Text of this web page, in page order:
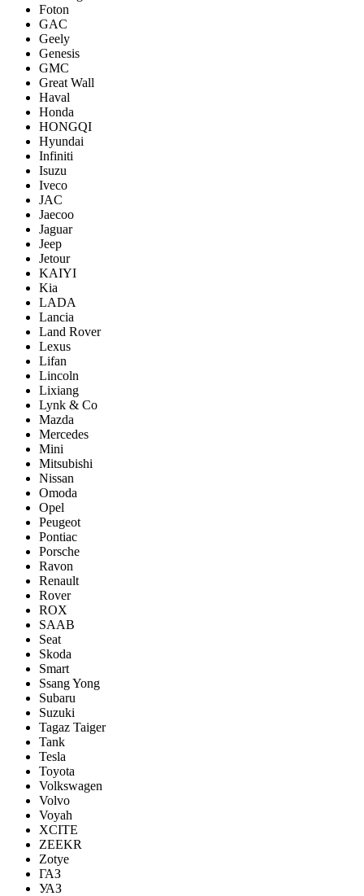
Foton
GAC
Geely
Genesis
GMC
Great Wall
Haval
Honda
HONGQI
Hyundai
Infiniti
Isuzu
Iveco
JAC
Jaecoo
Jaguar
Jeep
Jetour
KAIYI
Kia
LADA
Lancia
Land Rover
Lexus
Lifan
Lincoln
Lixiang
Lynk & Co
Mazda
Mercedes
Mini
Mitsubishi
Nissan
Omoda
Opel
Peugeot
Pontiac
Porsсhe
Ravon
Renault
Rover
ROX
SAAB
Seat
Skoda
Smart
Ssang Yong
Subaru
Suzuki
Tagaz Taiger
Tank
Tesla
Toyota
Volkswagen
Volvo
Voyah
XCITE
ZEEKR
Zotye
ГАЗ
УАЗ